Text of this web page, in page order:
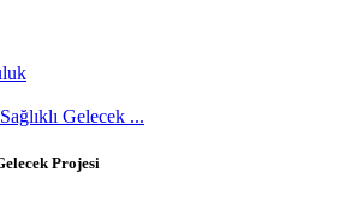
Gelecek ...
Projesi